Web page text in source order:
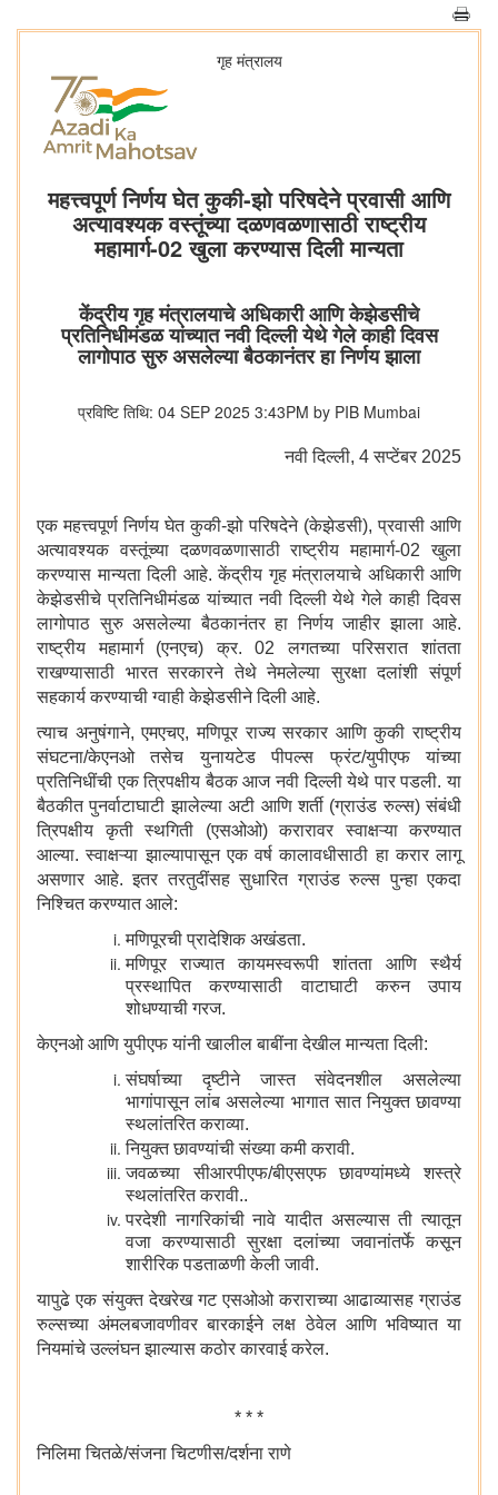
गृह मंत्रालय
महत्त्वपूर्ण निर्णय घेत कुकी-झो परिषदेने प्रवासी आणि
अत्यावश्यक वस्तूंच्या दळणवळणासाठी राष्ट्रीय
महामार्ग-02 खुला करण्यास दिली मान्यता
केंद्रीय गृह मंत्रालयाचे अधिकारी आणि केझेडसीचे
प्रतिनिधीमंडळ यांच्यात नवी दिल्ली येथे गेले काही दिवस
लागोपाठ सुरु असलेल्या बैठकानंतर हा निर्णय झाला
प्रविष्टि तिथि: 04 SEP 2025 3:43PM by PIB Mumbai
नवी दिल्‍ली, 4 सप्‍टेंबर 2025
एक महत्त्वपूर्ण निर्णय घेत कुकी-झो परिषदेने (केझेडसी), प्रवासी आणि
अत्यावश्यक वस्तूंच्या दळणवळणासाठी राष्ट्रीय महामार्ग-02 खुला
करण्यास मान्यता दिली आहे. केंद्रीय गृह मंत्रालयाचे अधिकारी आणि
केझेडसीचे प्रतिनिधीमंडळ यांच्यात नवी दिल्ली येथे गेले काही दिवस
लागोपाठ सुरु असलेल्या बैठकानंतर हा निर्णय जाहीर झाला आहे.
राष्ट्रीय महामार्ग (एनएच) क्र. 02 लगतच्या परिसरात शांतता
राखण्यासाठी भारत सरकारने तेथे नेमलेल्या सुरक्षा दलांशी संपूर्ण
सहकार्य करण्याची ग्वाही केझेडसीने दिली आहे.
त्याच अनुषंगाने, एमएचए, मणिपूर राज्य सरकार आणि कुकी राष्ट्रीय
संघटना/केएनओ तसेच युनायटेड पीपल्स फ्रंट/युपीएफ यांच्या
प्रतिनिधींची एक त्रिपक्षीय बैठक आज नवी दिल्ली येथे पार पडली. या
बैठकीत पुनर्वाटाघाटी झालेल्या अटी आणि शर्ती (ग्राउंड रुल्स) संबंधी
त्रिपक्षीय कृती स्थगिती (एसओओ) करारावर स्वाक्षऱ्या करण्यात
आल्या. स्वाक्षऱ्या झाल्यापासून एक वर्ष कालावधीसाठी हा करार लागू
असणार आहे. इतर तरतुदींसह सुधारित ग्राउंड रुल्स पुन्हा एकदा
निश्चित करण्यात आले:
मणिपूरची प्रादेशिक अखंडता.
मणिपूर राज्यात कायमस्वरूपी शांतता आणि स्थैर्य
प्रस्थापित करण्यासाठी वाटाघाटी करुन उपाय
शोधण्याची गरज.
केएनओ आणि युपीएफ यांनी खालील बाबींना देखील मान्यता दिली:
संघर्षाच्या दृष्टीने जास्त संवेदनशील असलेल्या
भागांपासून लांब असलेल्या भागात सात नियुक्त छावण्या
स्थलांतरित कराव्या.
नियुक्त छावण्यांची संख्या कमी करावी.
जवळच्या सीआरपीएफ/बीएसएफ छावण्यांमध्ये शस्त्रे
स्थलांतरित करावी..
परदेशी नागरिकांची नावे यादीत असल्यास ती त्यातून
वजा करण्यासाठी सुरक्षा दलांच्या जवानांतर्फे कसून
शारीरिक पडताळणी केली जावी.
यापुढे एक संयुक्त देखरेख गट एसओओ कराराच्या आढाव्यासह ग्राउंड
रुल्सच्या अंमलबजावणीवर बारकाईने लक्ष ठेवेल आणि भविष्यात या
नियमांचे उल्लंघन झाल्यास कठोर कारवाई करेल.
* * *
निलिमा चितळे/संजना चिटणीस/दर्शना राणे